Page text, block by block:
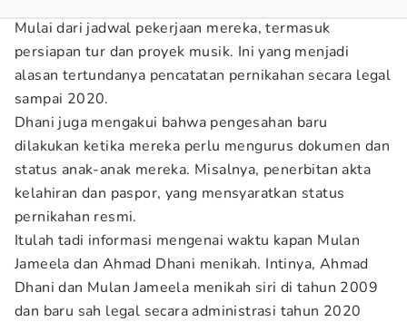
Mulai dari jadwal pekerjaan mereka, termasuk
persiapan tur dan proyek musik. Ini yang menjadi
alasan tertundanya pencatatan pernikahan secara legal
sampai 2020.
Dhani juga mengakui bahwa pengesahan baru
dilakukan ketika mereka perlu mengurus dokumen dan
status anak-anak mereka. Misalnya, penerbitan akta
kelahiran dan paspor, yang mensyaratkan status
pernikahan resmi.
Itulah tadi informasi mengenai waktu kapan Mulan
Jameela dan Ahmad Dhani menikah. Intinya, Ahmad
Dhani dan Mulan Jameela menikah siri di tahun 2009
dan baru sah legal secara administrasi tahun 2020